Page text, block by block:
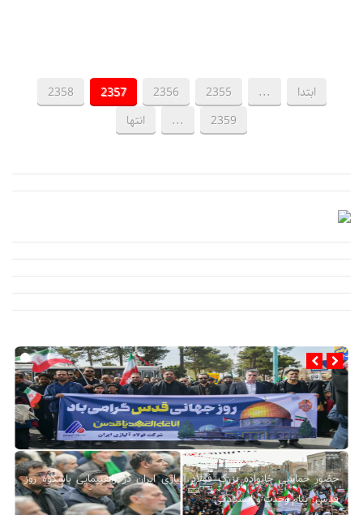
ابتدا ...
2355
2356
2357
2358
2359
... انتها
حضور حماسی خانواده بزرگ فولاد آلیاژی ایران در راهپیمایی باشکوه روز
قدس؛ پیام وحدت و ایستادگی